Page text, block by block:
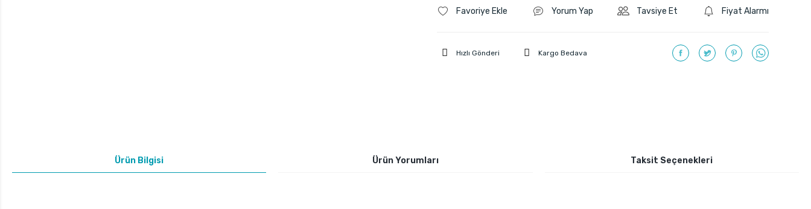
Yorum Yap Tavsiye Et Fiyat Alarmı
Hızlı Gönderi Kargo Bedava
Ürün Bilgisi Ürün Yorumları Taksit Seçenekleri